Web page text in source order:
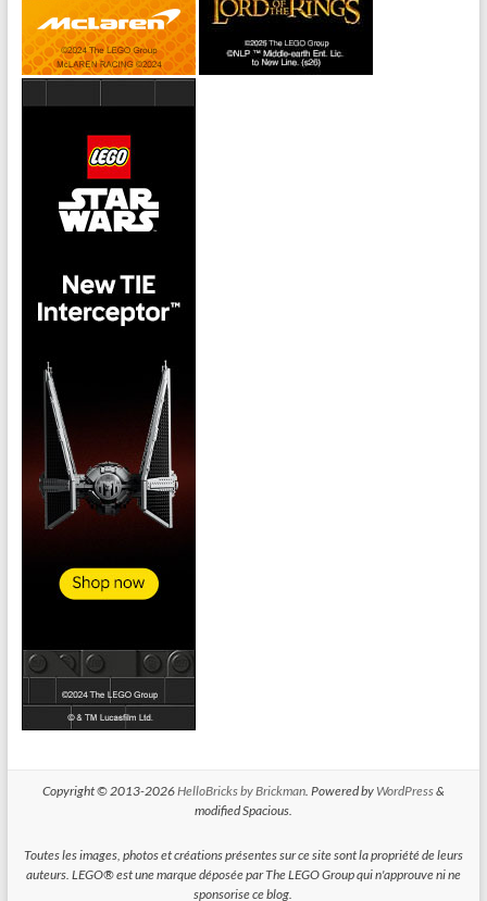
Copyright © 2013-2026HelloBricks by Brickman. Powered by WordPress&
modified Spacious.
Toutes les images, photos et créations présentes sur ce site sont la propriété de leurs
auteurs. LEGO® est une marque déposée par The LEGO Group qui n'approuve ni ne
sponsorise ce blog.